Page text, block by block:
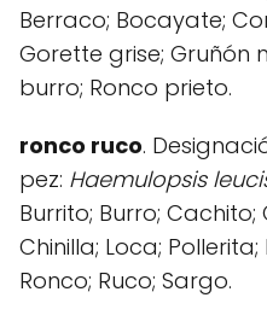
Berraco; Bocayate;
Gorette grise; Gruñón
burro; Ronco prieto.
ronco ruco.
pez: Haemulopsis
Burrito; Burro;
Chinilla; Loca;
Ronco; Ruco; Sargo.